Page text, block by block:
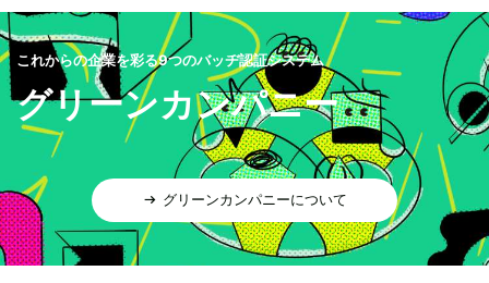
これからの企業を彩る9つのバッヂ認証システム
グリーンカンパニー
グリーンカンパニーについて